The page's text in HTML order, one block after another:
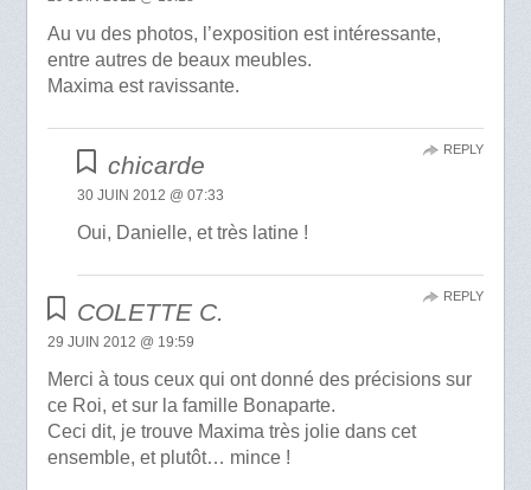
Au vu des photos, l’exposition est intéressante,
entre autres de beaux meubles.
Maxima est ravissante.
chicarde
30 JUIN 2012 @ 07:33
Oui, Danielle, et très latine !
REPLY
COLETTE C.
29 JUIN 2012 @ 19:59
Merci à tous ceux qui ont donné des précisions sur
ce Roi, et sur la famille Bonaparte.
Ceci dit, je trouve Maxima très jolie dans cet
ensemble, et plutôt… mince !
REPLY